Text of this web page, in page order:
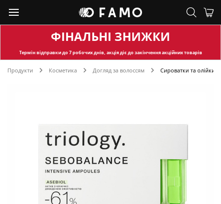
ФІНАЛЬНІ ЗНИЖКИ
Термін відправкидо 7 робочих днів, акція діє до закінчення акційних товарів
Продукти Косметика Догляд за волоссям Сироватки та олійки